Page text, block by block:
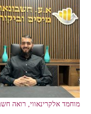
מוחמד אלקרינאווי, רואה